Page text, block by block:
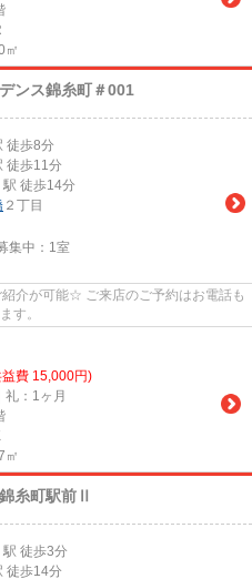
㎡
ンス錦糸町＃001
徒歩8分
徒歩11分
駅 徒歩14分
２丁目
集中： 1室
介が可能☆ ご来店のご予約はお電話も
す。
費 15,000円)
礼：1ヶ月
㎡
糸町駅前Ⅱ
駅 徒歩3分
徒歩14分